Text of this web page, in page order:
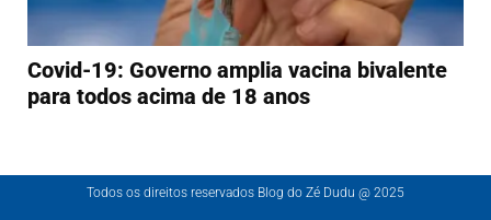
Covid-19: Governo amplia vacina bivalente
para todos acima de 18 anos
Todos os direitos reservados Blog do Zé Dudu @ 2025